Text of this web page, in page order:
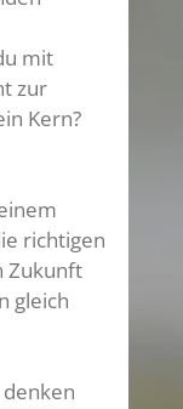
mit
zur
Kern?
richtigen
Zukunft
gleich